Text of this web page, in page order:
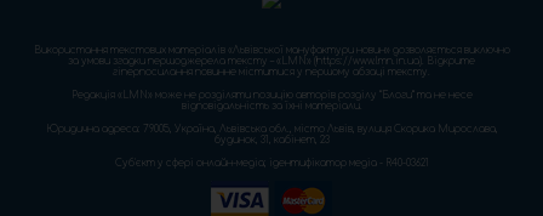
Використання текстових матеріалів «Львівської мануфактури новин» дозволяється виключно
за умови згадки першоджерела тексту – «LMN» (https://www.lmn.in.ua). Відкрите
гіперпосилання повинне міститися у першому абзаці тексту.
Редакція «LMN» може не розділяти позицію авторів розділу “Блоги” та не несе
відповідальність за їхні матеріали.
Юридична адреса: 79005, Україна, Львівська обл., місто Львів, вулиця Скорика Мирослава,
будинок, 31, кабінет, 23
Cуб'єкт у сфері онлайн-медіа; ідентифікатор медіа - R40-03621